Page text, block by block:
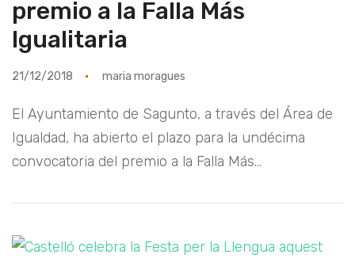
premio a la Falla Más
Igualitaria
21/12/2018 maria moragues
El Ayuntamiento de Sagunto, a través del Área de
Igualdad, ha abierto el plazo para la undécima
convocatoria del premio a la Falla Más...